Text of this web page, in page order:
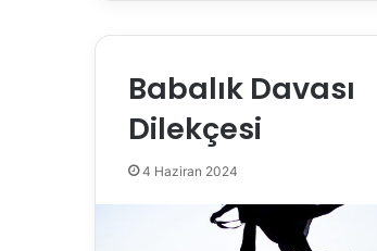
Babalık Davası
Dilekçesi
4 Haziran 2024